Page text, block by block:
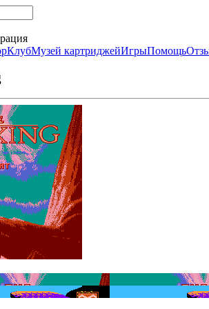
КлубМузей картриджейИгрыПомощь